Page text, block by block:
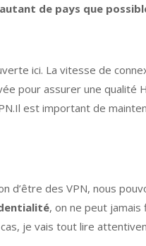
autant de pays que
ici. La vitesse de
pour assurer une qualité
est important de
d’être des VPN, nous
, on ne peut
je vais tout lire